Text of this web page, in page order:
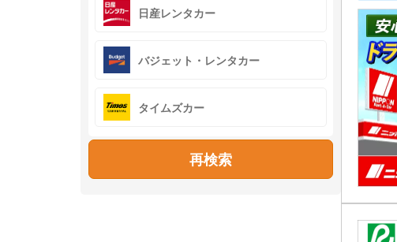
日産レンタカー
バジェット・レンタカー
タイムズカー
再検索